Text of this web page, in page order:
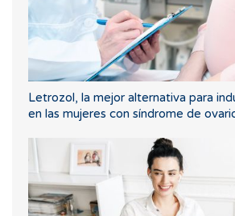
Letrozol, la mejor alternativa para
en las mujeres con síndrome de